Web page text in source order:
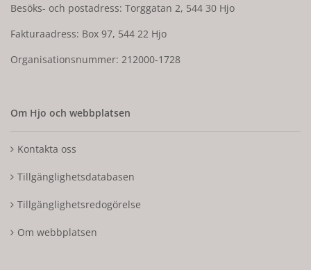
Besöks- och postadress: Torggatan 2, 544 30 Hjo
Fakturaadress: Box 97, 544 22 Hjo
Organisationsnummer: 212000-1728
Om Hjo och webbplatsen
Kontakta oss
Tillgänglighetsdatabasen
Tillgänglighetsredogörelse
Om webbplatsen